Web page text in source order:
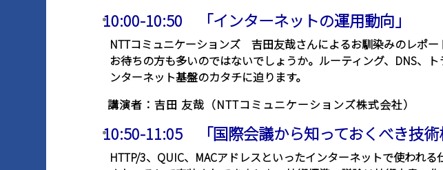
10:00-10:50 「インターネットの運用動向」
NTTコミュニケーションズ 吉田友哉さんによるお馴染みのレポ
お待ちの方も多いのではないでしょうか。ルーティング、DNS、
ンターネット基盤のカタチに迫ります。
講演者：吉田 友哉（NTTコミュニケーションズ株式会社）
10:50-11:05 「国際会議から知っておくべき技術
HTTP/3、QUIC、MACアドレスといったインターネットで使われ